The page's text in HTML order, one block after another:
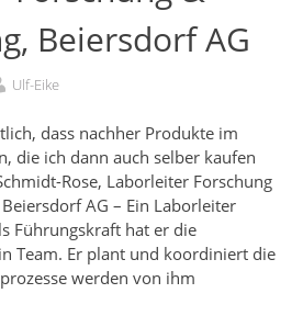
Beiersdorf AG
Ulf-Eike
dass nachher Produkte im
die ich dann auch selber kaufen
Rose, Laborleiter Forschung
AG – Ein Laborleiter
Führungskraft hat er die
Team. Er plant und koordiniert die
werden von ihm